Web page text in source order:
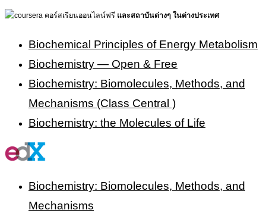
และสถาบันต่างๆ ในต่างประเทศ
Biochemical Principles of Energy Metabolism
Biochemistry — Open & Free
Biochemistry: Biomolecules, Methods, and
Mechanisms (Class Central )
Biochemistry: the Molecules of Life
Biochemistry: Biomolecules, Methods, and
Mechanisms